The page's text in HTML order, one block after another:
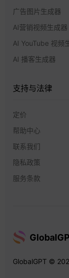
广告图片生成器
AI营销视频生成器
AI YouTube 视频
AI 播客生成器
支持与法律
定价
帮助中心
联系我们
隐私政策
服务条款
GlobalGPT ©